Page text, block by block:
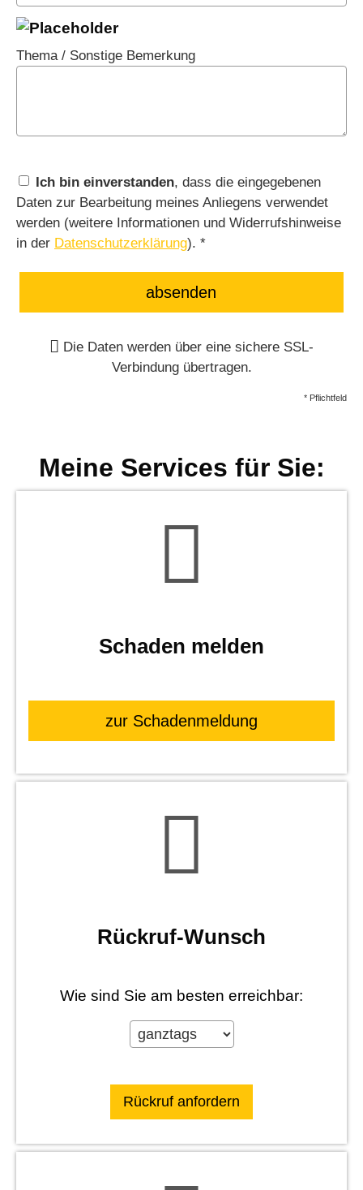
Thema / Sonstige Bemerkung
Ich bin einverstanden, dass die eingegebenen
Daten zur Bearbeitung meines Anliegens verwendet
werden (weitere Informationen und Widerrufshinweise
in der Datenschutzerklärung). *
absenden
Die Daten werden über eine sichere SSL-
Verbindung übertragen.
* Pflichtfeld
Meine Services für Sie:
Schaden melden
zur Schadenmeldung
Rück­ruf-Wunsch
Wie sind Sie am besten erreichbar: